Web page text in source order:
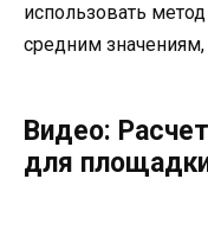
использовать
средним значениям,
Видео:
для